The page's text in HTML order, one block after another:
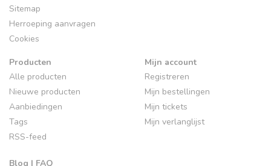
Sitemap
Herroeping aanvragen
Cookies
Producten
Alle producten
Nieuwe producten
Aanbiedingen
Tags
RSS-feed
Blog | FAQ
Mijn account
Registreren
Mijn bestellingen
Mijn tickets
Mijn verlanglijst